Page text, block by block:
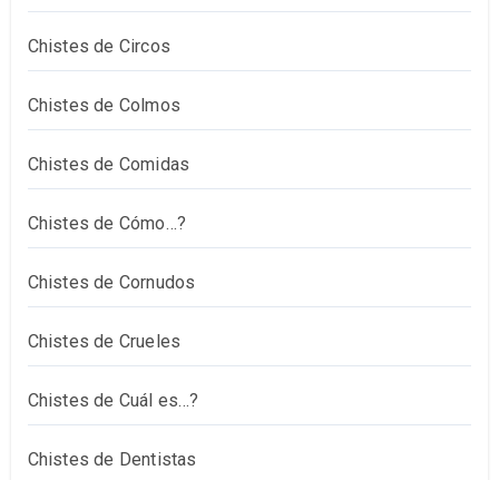
Chistes de Circos
Chistes de Colmos
Chistes de Comidas
Chistes de Cómo…?
Chistes de Cornudos
Chistes de Crueles
Chistes de Cuál es…?
Chistes de Dentistas